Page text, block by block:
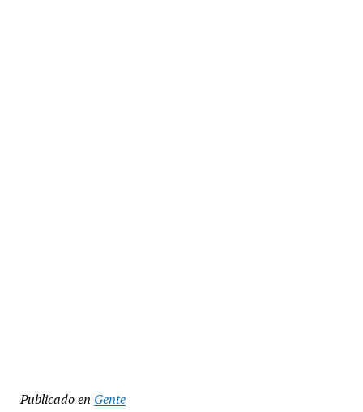
Publicado en Gente